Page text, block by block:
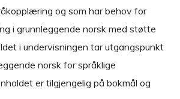
og som har behov for
i grunnleggende norsk med støtte
i undervisningen tar utgangspunkt
norsk for språklige
er tilgjengelig på bokmål og